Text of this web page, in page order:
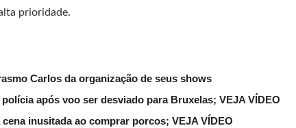
prioridade.
Carlos da organização de seus shows
após voo ser desviado para Bruxelas; VEJA VÍDEO
inusitada ao comprar porcos; VEJA VÍDEO